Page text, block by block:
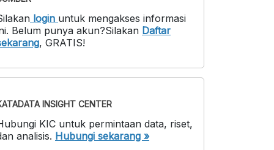
login untuk mengakses informasi
. Belum punya akun?Silakan Daftar
, GRATIS!
INSIGHT CENTER
KIC untuk permintaan data, riset,
analisis. Hubungi sekarang »